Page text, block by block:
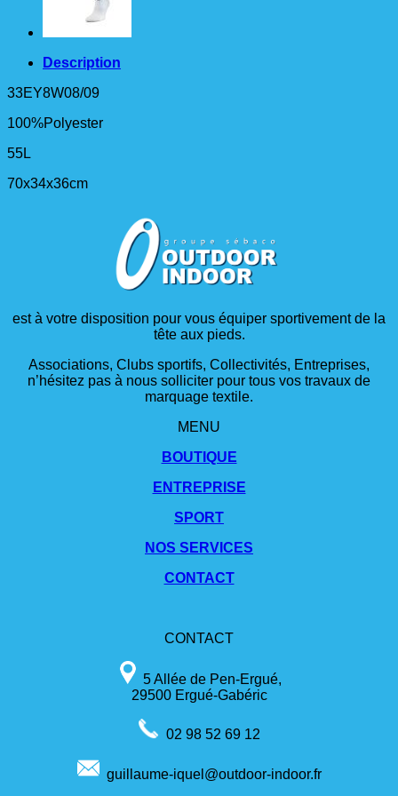
Description
33EY8W08/09
100%Polyester
55L
70x34x36cm
est à votre disposition pour vous équiper sportivement de la
tête aux pieds.
Associations, Clubs sportifs, Collectivités, Entreprises,
n’hésitez pas à nous solliciter pour tous vos travaux de
marquage textile.
MENU
BOUTIQUE
ENTREPRISE
SPORT
NOS SERVICES
CONTACT
CONTACT
5 Allée de Pen-Ergué,
29500 Ergué-Gabéric
02 98 52 69 12
guillaume-iquel@outdoor-indoor.fr